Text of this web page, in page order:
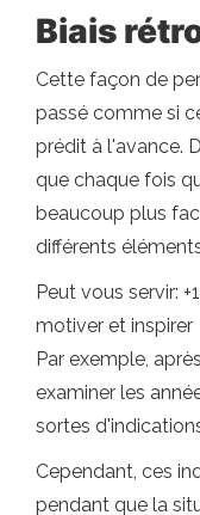
Biais
Cette façon de
passé comme si
prédit à l'avance.
que chaque fois
beaucoup plus
différents
Peut vous servir:
motiver et inspirer
Par exemple,
examiner les
sortes
Cependant, ces
pendant que la